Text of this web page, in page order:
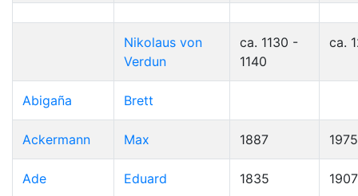
Nikolaus von
Verdun
ca. 1130 -
1140
ca.
Abigaña Brett
Ackermann Max 1887 1975
Ade Eduard 1835 1907